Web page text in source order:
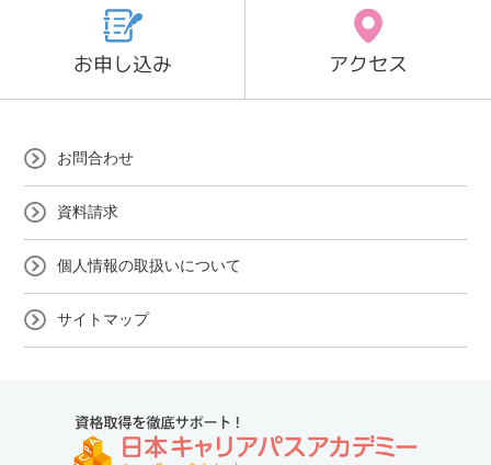
お申し込み アクセス
お問合わせ
資料請求
個人情報の取扱いについて
サイトマップ